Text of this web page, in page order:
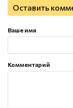
Оставить
Ваше имя
Комментарий